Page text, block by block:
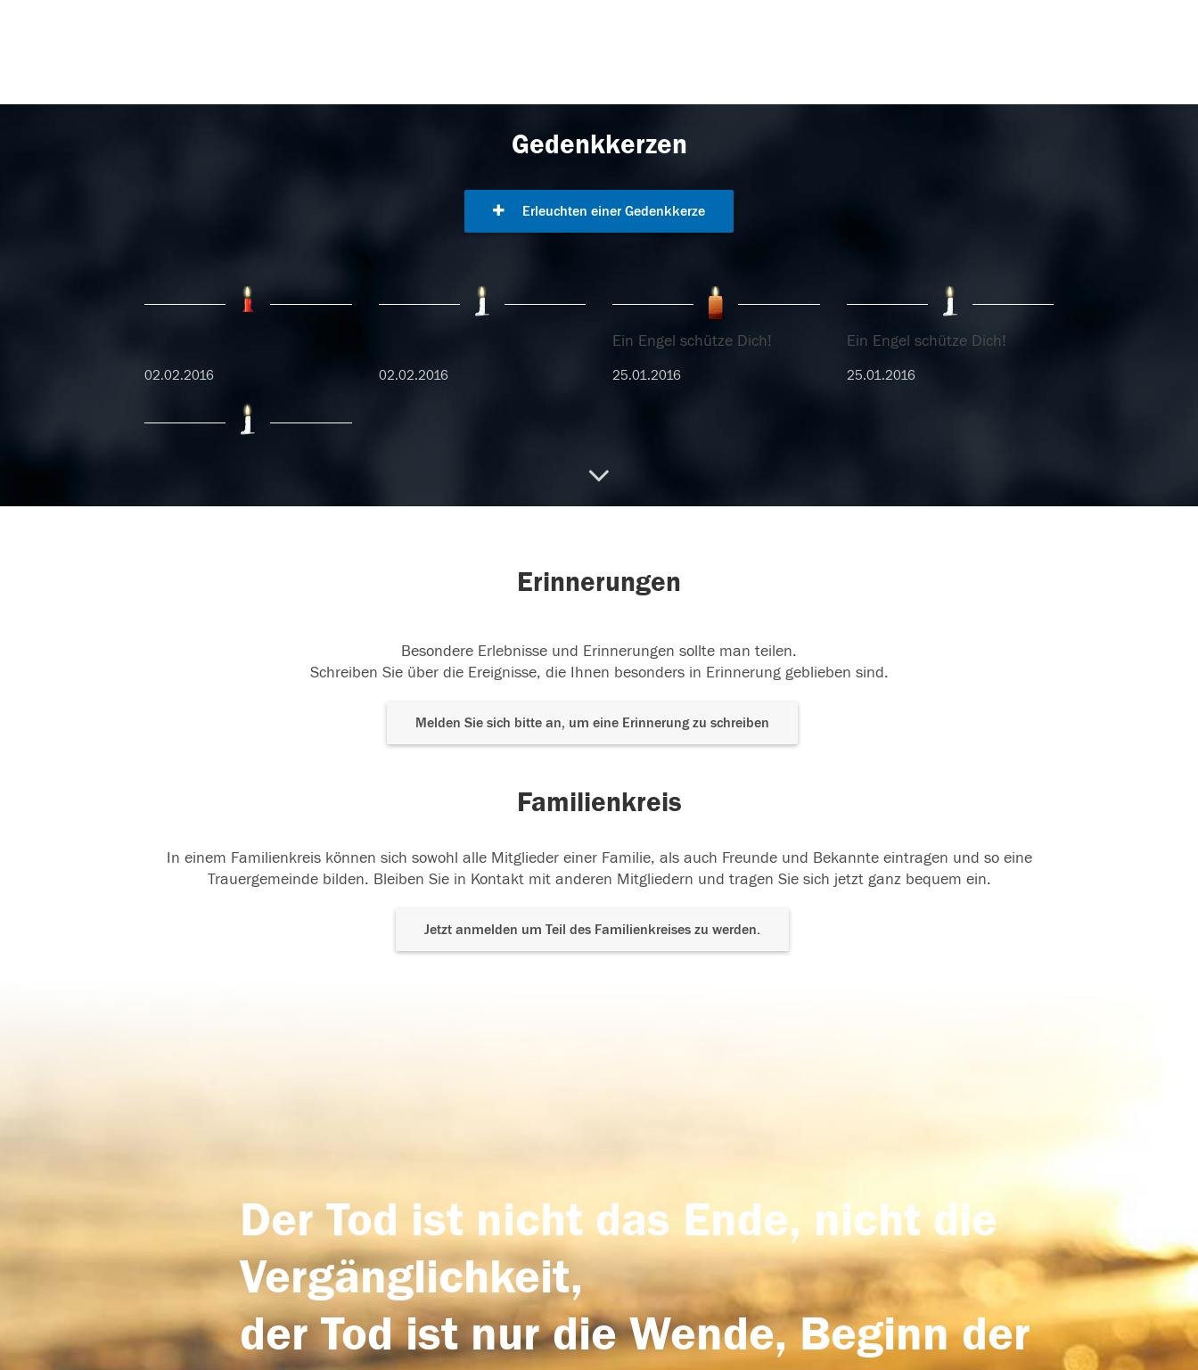
Gedenkkerzen
Erleuchten einer Gedenkkerze
02.02.2016 02.02.2016
Ein Engel schütze Dich!
25.01.2016
Ein Engel schütze Dich!
25.01.2016
Erinnerungen
Besondere Erlebnisse und Erinnerungen sollte man teilen.
Schreiben Sie über die Ereignisse, die Ihnen besonders in Erinnerung geblieben sind.
Melden Sie sich bitte an, um eine Erinnerung zu schreiben
Familienkreis
In einem Familienkreis können sich sowohl alle Mitglieder einer Familie, als auch Freunde und Bekannte eintragen und so eine
Trauergemeinde bilden. Bleiben Sie in Kontakt mit anderen Mitgliedern und tragen Sie sich jetzt ganz bequem ein.
Jetzt anmelden um Teil des Familienkreises zu werden.
Der Tod ist nicht das Ende, nicht die
Vergänglichkeit,
der Tod ist nur die Wende, Beginn der